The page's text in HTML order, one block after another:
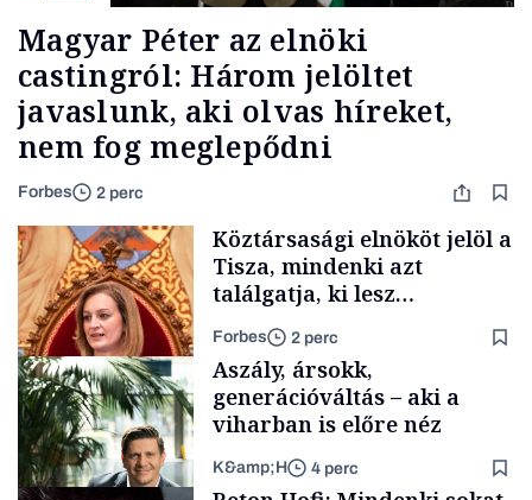
Magyar Péter az elnöki
castingról: Három jelöltet
javaslunk, aki olvas híreket,
nem fog meglepődni
Forbes 2 perc
Politika
Köztársasági elnököt jelöl a
Tisza, mindenki azt
találgatja, ki lesz
szombaton a befutó –
soroljuk az eddig felmerült
neveket
Forbes 2 perc
Aszály, ársokk,
generációváltás – aki a
viharban is előre néz
K&amp;H 4 perc